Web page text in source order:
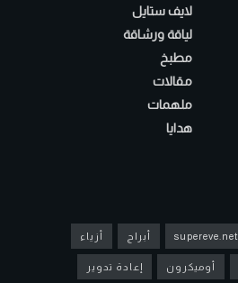
لايف ستايل
لياقة ورشاقة
مطبخ
مقالات
ملهمات
هدايا
supereve.net أبراج أزياء
أوميكرون إعادة تدوير